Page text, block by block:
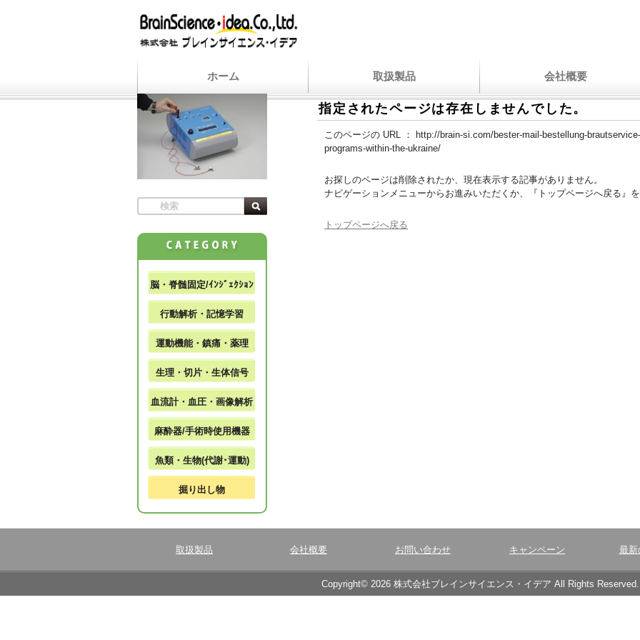
ホーム 取扱製品 会社概要
指定されたページは存在しませんでした。
このページの URL ：
http://brain-si.com/bester-mail-bestellung-
programs-within-the-ukraine/
お探しのページは削除されたか、現在表示する記事がありません。
ナビゲーションメニューからお進みいただくか、『トップページへ戻る』を
トップページへ戻る
脳・脊髄固定/ｲﾝｼﾞｪｸｼｮﾝ
行動解析・記憶学習
運動機能・鎮痛・薬理
生理・切片・生体信号
血流計・血圧・画像解析
麻酔器/手術時使用機器
魚類・生物(代謝･運動)
掘り出し物
取扱製品 会社概要 お問い合わせ キャンペーン 最新
Copyright© 2026 株式会社ブレインサイエンス・イデア All Rights Reserved.